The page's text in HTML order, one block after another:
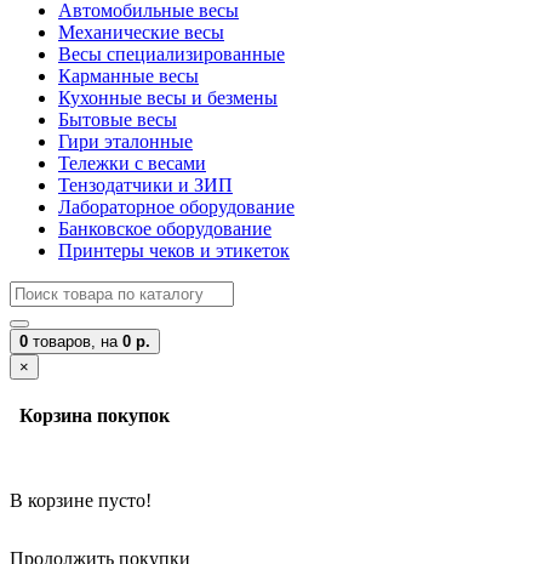
Автомобильные весы
Механические весы
Весы специализированные
Карманные весы
Кухонные весы и безмены
Бытовые весы
Гири эталонные
Тележки с весами
Тензодатчики и ЗИП
Лабораторное оборудование
Банковское оборудование
Принтеры чеков и этикеток
0 товаров, на 0 р.
×
Корзина покупок
В корзине пусто!
Продолжить покупки